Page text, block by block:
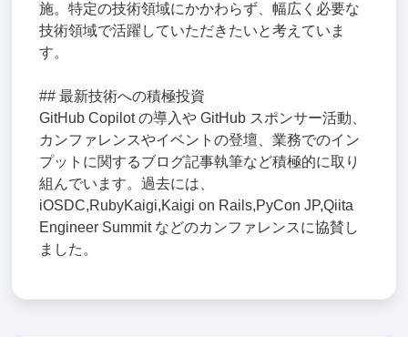
施。特定の技術領域にかかわらず、幅広く必要な
技術領域で活躍していただきたいと考えていま
す。
## 最新技術への積極投資
GitHub Copilot の導入や GitHub スポンサー活動、
カンファレンスやイベントの登壇、業務でのイン
プットに関するブログ記事執筆など積極的に取り
組んでいます。過去には、
iOSDC,RubyKaigi,Kaigi on Rails,PyCon JP,Qiita
Engineer Summit などのカンファレンスに協賛し
ました。